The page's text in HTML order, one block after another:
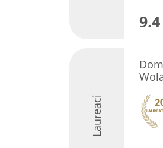
9.4
Laureaci